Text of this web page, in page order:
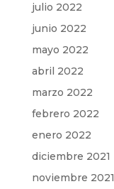
julio 2022
junio 2022
mayo 2022
abril 2022
marzo 2022
febrero 2022
enero 2022
diciembre 2021
noviembre 2021